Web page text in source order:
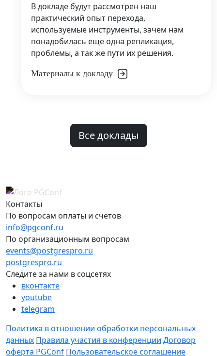
В докладе будут рассмотрен наш
практический опыт перехода,
используемые инструменты, зачем нам
понадобилась еще одна репликация,
проблемы, а так же пути их решения.
Материалы к докладу
Все доклады
Контакты
По вопросам оплаты и счетов
info@pgconf.ru
По организационным вопросам
events@postgrespro.ru
postgrespro.ru
Следите за нами в соцсетях
вконтакте
youtube
telegram
Политика в отношении обработки персональных
данных Правила участия в конференции Договор
оферта PGConf Пользовательское соглашение